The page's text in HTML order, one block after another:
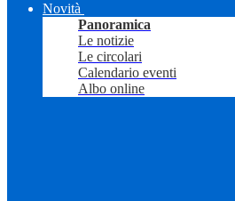
Novità
Panoramica
Le notizie
Le circolari
Calendario eventi
Albo online